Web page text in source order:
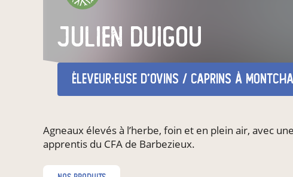
julien duigou
éleveur·euse d'ovins / caprins à
Agneaux élevés à l’herbe, foin et en plein air, avec
apprentis du CFA de Barbezieux.